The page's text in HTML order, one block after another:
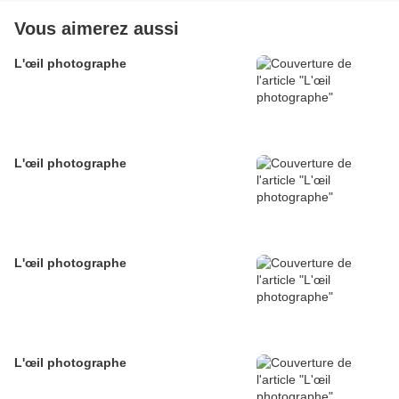
Vous aimerez aussi
L'œil photographe
L'œil photographe
L'œil photographe
L'œil photographe